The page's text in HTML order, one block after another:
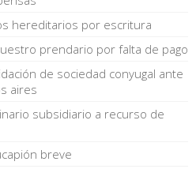
hereditarios por escritura
prendario por falta de pago
de sociedad conyugal ante
aires
subsidiario a recurso de
breve